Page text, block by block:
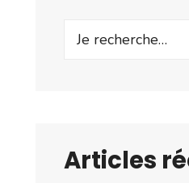
Search
Articles